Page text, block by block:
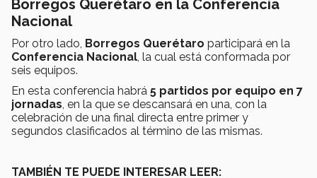
Borregos Querétaro en la Conferencia
Nacional
Por otro lado, Borregos Querétaro participará en la
Conferencia Nacional , la cual está conformada por
seis equipos.
En esta conferencia habrá 5 partidos por equipo en 7
jornadas , en la que se descansará en una, con la
celebración de una final directa entre primer y
segundos clasificados al término de las mismas.
TAMBIÉN TE PUEDE INTERESAR LEER: